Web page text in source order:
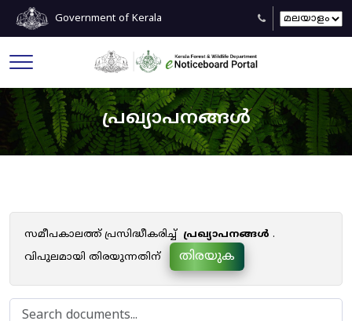
Government of Kerala
പ്രഖ്യാപനങ്ങൾ
സമീപകാലത്ത് പ്രസിദ്ധീകരിച്ച് പ്രഖ്യാപനങ്ങൾ .
വിപുലമായി തിരയുന്നതിന്
തിരയുക